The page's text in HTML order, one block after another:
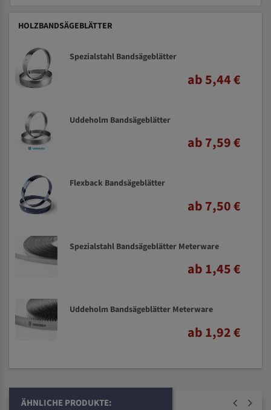
HOLZBANDSÄGEBLÄTTER
Spezialstahl Bandsägeblätter
ab 5,44 €
Uddeholm Bandsägeblätter
ab 7,59 €
Flexback Bandsägeblätter
ab 7,50 €
Spezialstahl Bandsägeblätter Meterware
ab 1,45 €
Uddeholm Bandsägeblätter Meterware
ab 1,92 €
ÄHNLICHE PRODUKTE: